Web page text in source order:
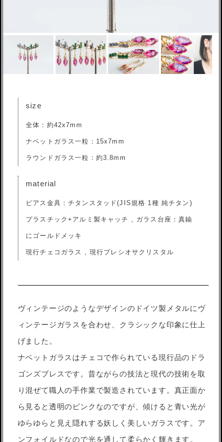
size
全体：約42x7mm
ナベットガラス一粒：15x7mm
ラウンドガラス一粒：約3.8mm
material
ピアス金具：チタンスタッド(JIS規格 1種 純チタン)
プラスチック+アルミ製キャッチ , ガラス台座：真鍮
にゴールドメッキ
現行チェコガラス , 現行プレシオサクリスタル
ヴィンテージのようなデザインのドイツ製メタルにヴ
ィンテージガラスを合わせ、クラシックな印象に仕上
げました。
ナベットガラスはチェコで作られている現行品のドラ
ゴンズブレスです。昔ながらの技法と現代の技術を取
り混ぜて職人の手作業で製造されています。真正面か
ら見ると透明のピンクなのですが、傾けると青い光が
ゆらゆらと見え隠れする妖しく美しいガラスです。ア
ンフォイルドなので光を通して柔らかく輝きます。